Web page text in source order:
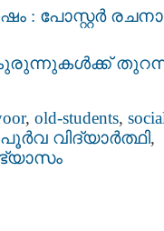
: പോസ്റ്റര്‍ രചനാ
കുരുന്നുകൾക്ക്
, old-students,
പൂര്‍വ വിദ്യാര്‍ത്ഥി,